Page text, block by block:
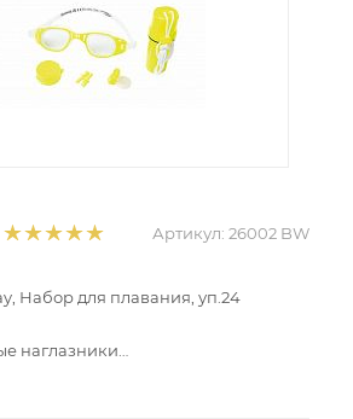
Артикул: 26002 BW
Набор для плавания, уп.24
наглазники
для носа и беруши с футляром